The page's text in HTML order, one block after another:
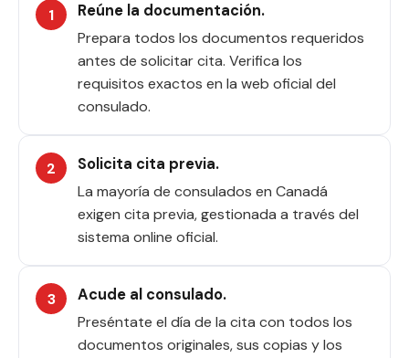
Reúne la documentación.
Prepara todos los documentos requeridos
antes de solicitar cita. Verifica los
requisitos exactos en la web oficial del
consulado.
Solicita cita previa.
La mayoría de consulados en Canadá
exigen cita previa, gestionada a través del
sistema online oficial.
Acude al consulado.
Preséntate el día de la cita con todos los
documentos originales, sus copias y los